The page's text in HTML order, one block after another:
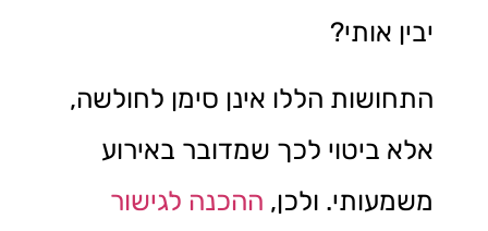
יבין אותי?
התחושות הללו אינן סימן לחולשה,
אלא ביטוי לכך שמדובר באירוע
משמעותי. ולכן, ההכנה לגישור